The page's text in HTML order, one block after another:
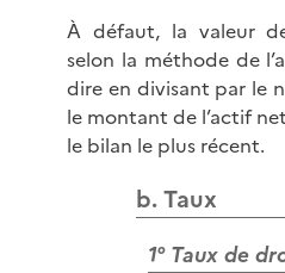
À défaut, la valeur
selon la méthode de
dire en divisant par le
le montant de l’actif
le bilan le plus récent.
b. Taux
1° Taux de